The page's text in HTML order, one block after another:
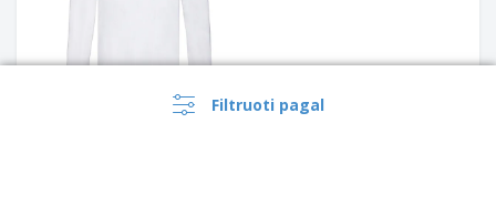
Filtruoti pagal